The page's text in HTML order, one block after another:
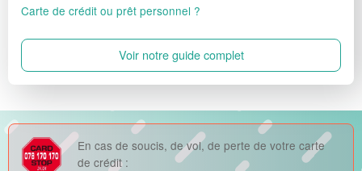
Carte de crédit ou prêt personnel ?
Voir notre guide complet
En cas de soucis, de vol, de perte de votre carte
de crédit :